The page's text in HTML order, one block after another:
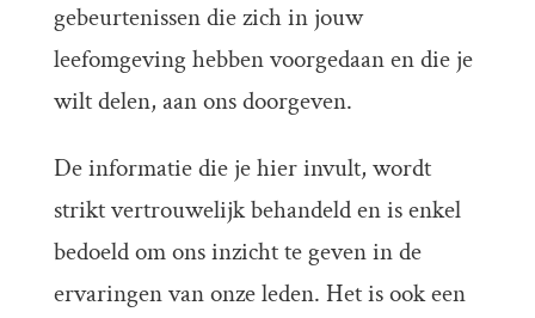
gebeurtenissen die zich in jouw
leefomgeving hebben voorgedaan en die je
wilt delen, aan ons doorgeven.
De informatie die je hier invult, wordt
strikt vertrouwelijk behandeld en is enkel
bedoeld om ons inzicht te geven in de
ervaringen van onze leden. Het is ook een